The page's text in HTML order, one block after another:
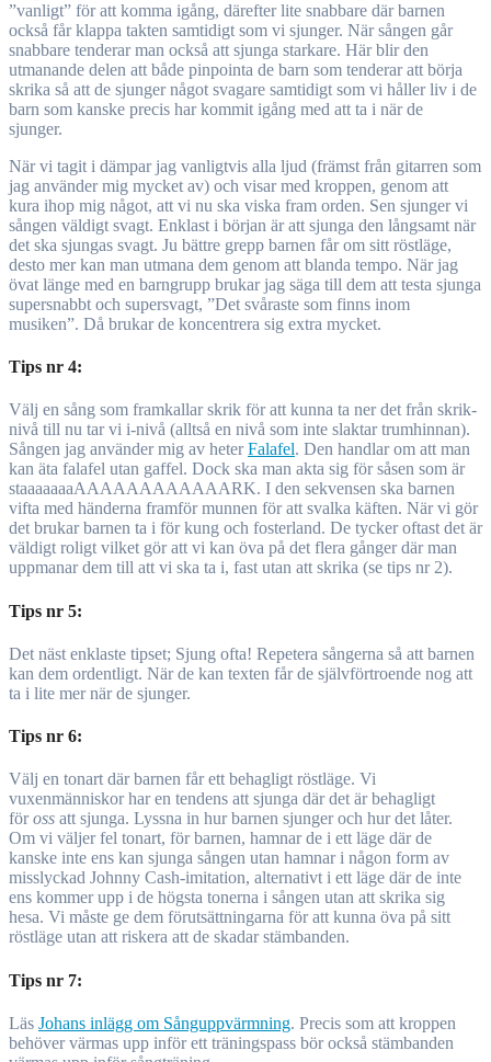
”vanligt” för att komma igång, därefter lite snabbare där barnen
också får klappa takten samtidigt som vi sjunger. När sången går
snabbare tenderar man också att sjunga starkare. Här blir den
utmanande delen att både pinpointa de barn som tenderar att börja
skrika så att de sjunger något svagare samtidigt som vi håller liv i de
barn som kanske precis har kommit igång med att ta i när de
sjunger.
När vi tagit i dämpar jag vanligtvis alla ljud (främst från gitarren som
jag använder mig mycket av) och visar med kroppen, genom att
kura ihop mig något, att vi nu ska viska fram orden. Sen sjunger vi
sången väldigt svagt. Enklast i början är att sjunga den långsamt när
det ska sjungas svagt. Ju bättre grepp barnen får om sitt röstläge,
desto mer kan man utmana dem genom att blanda tempo. När jag
övat länge med en barngrupp brukar jag säga till dem att testa sjunga
supersnabbt och supersvagt, ”Det svåraste som finns inom
musiken”. Då brukar de koncentrera sig extra mycket.
Tips nr 4:
Välj en sång som framkallar skrik för att kunna ta ner det från skrik-
nivå till nu tar vi i-nivå (alltså en nivå som inte slaktar trumhinnan).
Sången jag använder mig av heterFalafel. Den handlar om att man
kan äta falafel utan gaffel. Dock ska man akta sig för såsen som är
staaaaaaaAAAAAAAAAAAARK. I den sekvensen ska barnen
vifta med händerna framför munnen för att svalka käften. När vi gör
det brukar barnen ta i för kung och fosterland. De tycker oftast det är
väldigt roligt vilket gör att vi kan öva på det flera gånger där man
uppmanar dem till att vi ska ta i, fast utan att skrika (se tips nr 2).
Tips nr 5:
Det näst enklaste tipset; Sjung ofta! Repetera sångerna så att barnen
kan dem ordentligt. När de kan texten får de självförtroende nog att
ta i lite mer när de sjunger.
Tips nr 6:
Välj en tonart där barnen får ett behagligt röstläge. Vi
vuxenmänniskor har en tendens att sjunga där det är behagligt
föross att sjunga. Lyssna in hur barnen sjunger och hur det låter.
Om vi väljer fel tonart, för barnen, hamnar de i ett läge där de
kanske inte ens kan sjunga sången utan hamnar i någon form av
misslyckad Johnny Cash-imitation, alternativt i ett läge där de inte
ens kommer upp i de högsta tonerna i sången utan att skrika sig
hesa. Vi måste ge dem förutsättningarna för att kunna öva på sitt
röstläge utan att riskera att de skadar stämbanden.
Tips nr 7:
Läs Johans inlägg om Sånguppvärmning. Precis som att kroppen
behöver värmas upp inför ett träningspass bör också stämbanden